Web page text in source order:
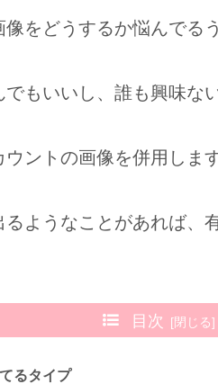
をどうするか悩んでる
もいいし、誰も興味な
ントの画像を併用します
ようなことがあれば、
目次
るタイプ